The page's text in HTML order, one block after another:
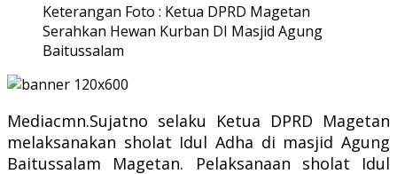
Keterangan Foto : Ketua DPRD Magetan
Serahkan Hewan Kurban DI Masjid Agung
Baitussalam
Mediacmn.Sujatno selaku Ketua DPRD Magetan
melaksanakan sholat Idul Adha di masjid Agung
Baitussalam Magetan. Pelaksanaan sholat Idul